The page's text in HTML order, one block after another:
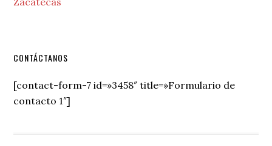
Secondary
Sidebar
CONTÁCTANOS
[contact-form-7 id=»3458″ title=»Formulario de
contacto 1″]